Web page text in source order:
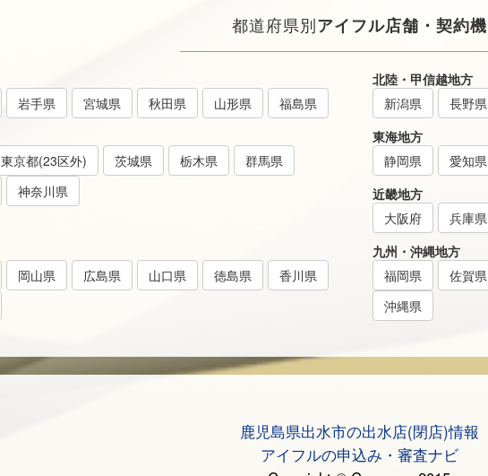
都道府県別アイフル店舗・契約機
岩手県 宮城県 秋田県 山形県 福島県
北陸・甲信越地方
新潟県
長野県
東京都(23区外) 茨城県 栃木県
群馬県
神奈川県
東海地方
静岡県
愛知県
近畿地方
大阪府
兵庫県
岡山県 広島県 山口県 徳島県
香川県
九州・沖縄地方
福岡県
佐賀県
沖縄県
鹿児島県出水市の出水店(閉店)情報
アイフルの申込み・審査ナビ